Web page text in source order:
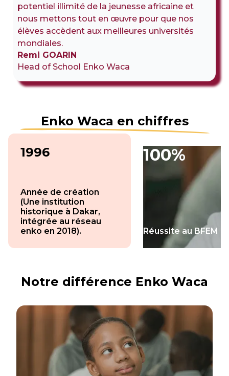
potentiel illimité de la jeunesse africaine et
nous mettons tout en œuvre pour que nos
élèves accèdent aux meilleures universités
mondiales.
Remi GOARIN
Head of School Enko Waca
Enko Waca en chiffres
1996
Année de création
(Une institution
historique à Dakar,
intégrée au réseau
enko en 2018).
100%
Réussite au BFEM
Notre différence Enko Waca